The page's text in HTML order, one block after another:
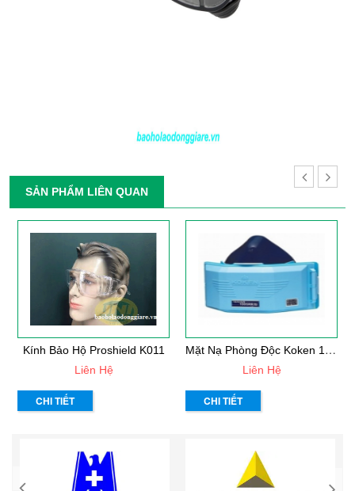
SẢN PHẨM LIÊN QUAN
Kính Bảo Hộ Proshield K011
Liên Hệ
CHI TIẾT
M
Ặt Nạ Phòng Độc Koken 1005RR
Liên Hệ
CHI TIẾT